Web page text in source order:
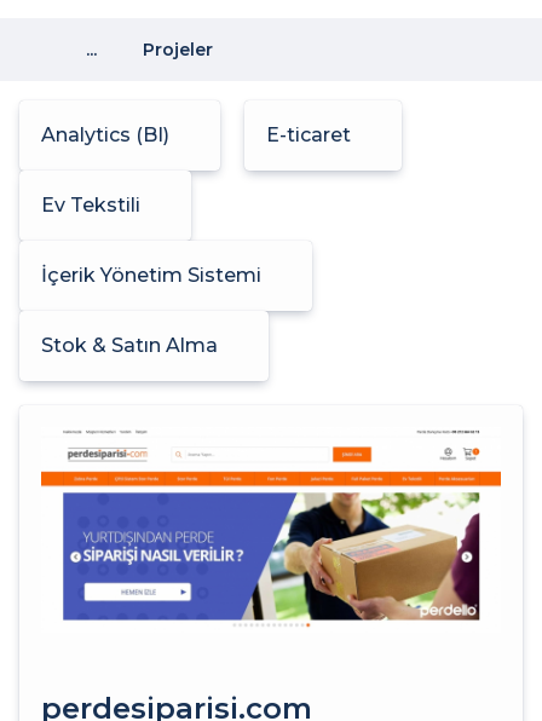
... Projeler
Analytics (BI) E-ticaret
Ev Tekstili
İçerik Yönetim Sistemi
Stok & Satın Alma
perdesiparisi.com